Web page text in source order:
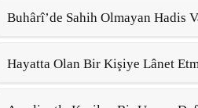
Buhârî’de Sahih Olmayan Hadis
Hayatta Olan Bir Kişiye Lânet